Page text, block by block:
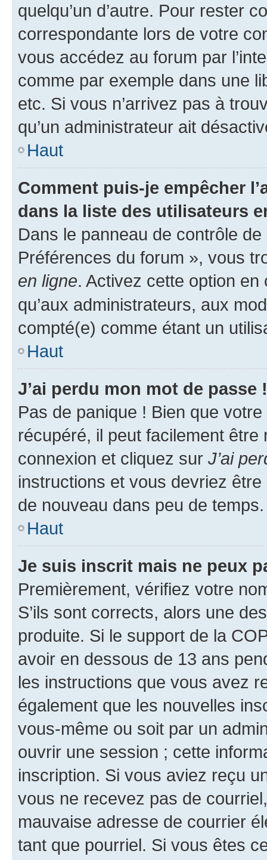
quelqu’un d’autre. Pour rester
correspondante lors de votre
vous accédez au forum par
comme par exemple dans une
etc. Si vous n’arrivez pas à
qu’un administrateur ait
Haut
Comment puis-je empêcher
dans la liste des utilisateurs
Dans le panneau de contrôle
Préférences du forum », vous
en ligne. Activez cette option
qu’aux administrateurs, aux
compté(e) comme étant un
Haut
J’ai perdu mon mot de passe !
Pas de panique ! Bien que
récupéré, il peut facilement
connexion et cliquez sur J’ai
instructions et vous devriez
de nouveau dans peu de temps.
Haut
Je suis inscrit mais ne peux
Premièrement, vérifiez votre
S’ils sont corrects, alors une
produite. Si le support de la
avoir en dessous de 13 ans
les instructions que vous avez
également que les nouvelles
vous-même ou soit par un
ouvrir une session ; cette
inscription. Si vous aviez reçu
vous ne recevez pas de
mauvaise adresse de courrier
tant que pourriel. Si vous êtes